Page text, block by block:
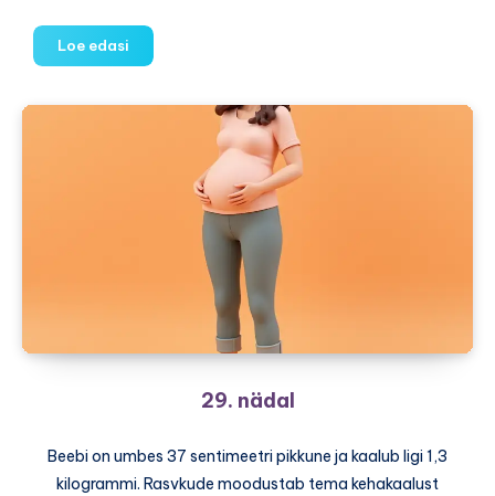
Loe edasi
nädal
29. nädal
Beebi on umbes 37 sentimeetri pikkune ja kaalub ligi 1,3
kilogrammi. Rasvkude moodustab tema kehakaalust